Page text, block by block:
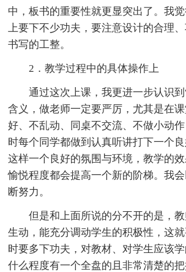
中，板书的重要性就更显突出了。我
上要下不少功夫，要注意设计的合理
书写的工整。
2．教学过程中的具体操作上
通过这次上课，我更进一步认识
含义，做老师一定要严厉，尤其是在
好、不乱动、同桌不交流、不做小动
时每个同学都做到认真听讲打下一个
这样一个良好的氛围与环境，教学的
愉悦程度都会提高一个新的阶梯。我
断努力。
但是和上面所说的分不开的是，教
生动，能充分调动学生的积极性，这
时要多下功夫，对教材、对学生应该
什么程度有一个全盘的且非常清楚的